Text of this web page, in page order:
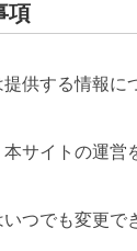
項
供する情報に
サイトの運営
つでも変更で